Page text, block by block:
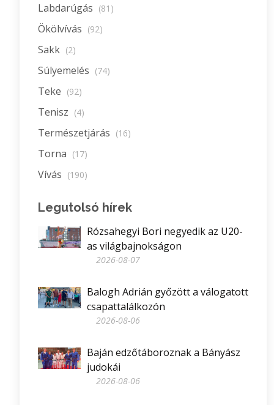
Labdarúgás (81)
Ökölvívás (92)
Sakk (2)
Súlyemelés (74)
Teke (92)
Tenisz (4)
Természetjárás (16)
Torna (17)
Vívás (190)
Legutolsó hírek
Rózsahegyi Bori negyedik az U20-
as világbajnokságon
2026-08-07
Balogh Adrián győzött a válogatott
csapattalálkozón
2026-08-06
Baján edzőtáboroznak a Bányász
judokái
2026-08-06